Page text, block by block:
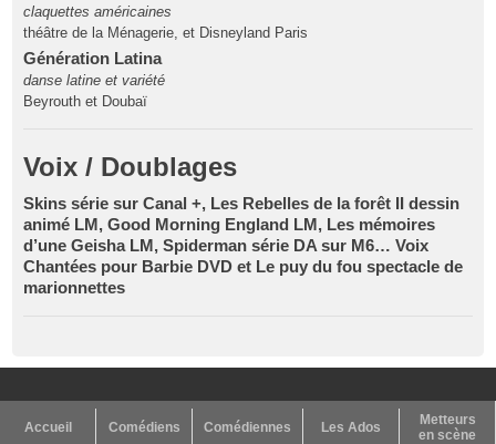
claquettes américaines
théâtre de la Ménagerie, et Disneyland Paris
Génération Latina
danse latine et variété
Beyrouth et Doubaï
Voix / Doublages
Skins série sur Canal +, Les Rebelles de la forêt II dessin
animé LM, Good Morning England LM, Les mémoires
d’une Geisha LM, Spiderman série DA sur M6… Voix
Chantées pour Barbie DVD et Le puy du fou spectacle de
marionnettes
Accueil Comédiens Comédiennes Les Ados
Metteurs
en scène